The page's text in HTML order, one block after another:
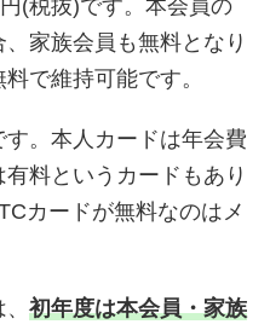
(税抜)です。本会員の
家族会員も無料となり
で維持可能です。
す。本人カードは年会費
料というカードもあり
カードが無料なのはメ
初年度は本会員・家族